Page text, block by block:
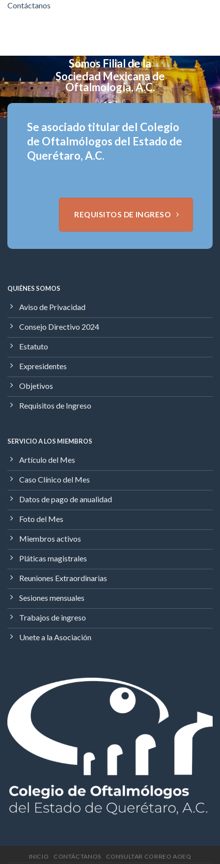
Contáctanos
Somos Filial de la
Sociedad Mexicana de
Oftalmología, A.C.
Se asociado titular del Colegio
de Oftalmólogos del Estado de
Querétaro, A.C.
REQUISITOS DE INGRESO
QUIÉNES SOMOS
Aviso de Privacidad
Consejo Directivo 2024
Estatuto
Expresidentes
Objetivos
Requisitos de Ingreso
SERVICIO A LOS MIEMBROS
Artículo del Mes
Caso Clínico del Mes
Datos de pago de anualidad
Foto del Mes
Miembros activos
Pláticas magistrales
Reuniones Extraordinarias
Sesiones mensuales
Trabajos de ingreso
Unete a la Asociación
INICIO CONTÁCTANOS CONSULTAR CORREO AOEQ